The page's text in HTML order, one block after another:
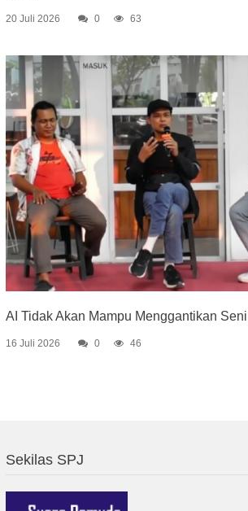
20 Juli 2026 0 63
AI Tidak Akan Mampu Menggantikan
16 Juli 2026 0 46
Sekilas SPJ